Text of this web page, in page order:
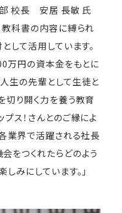
部 校長 安居 長敏 氏
教科書の内容に縛られ
して活用しています。
万円の資本金をもとに
生の先輩として生徒と
切り開く力を養う教育
ス！さんとのご縁によ
各業界で活躍される社長
をつくれたらどのよう
みにしています。」